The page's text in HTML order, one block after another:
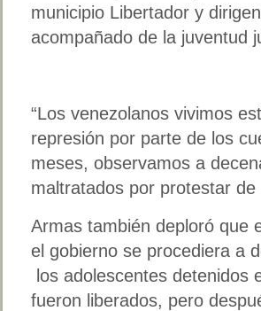
municipio Libertador y
acompañado de la juventud
“Los venezolanos vivimos
represión por parte de los
meses, observamos a
maltratados por protestar
Armas también deploró que
el gobierno se procediera a
los adolescentes detenidos
fueron liberados, pero